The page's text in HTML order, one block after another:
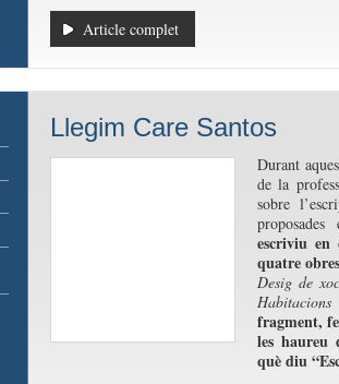
Article complet
Llegim Care Santos
Durant
de la
sobre
escriviu
quatre
Desig de
fragment,
les haureu
què diu